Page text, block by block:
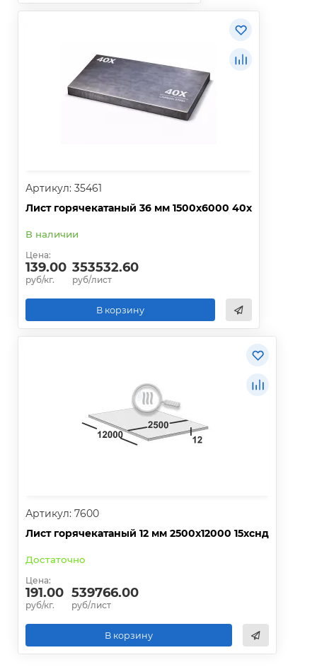
Артикул: 35461
Лист горячекатаный 36 мм 1500х6000 40х
В наличии
Цена:
139.00
руб/кг.
353532.60
руб/лист
В корзину
Артикул: 7600
Лист горячекатаный 12 мм 2500х12000 15хснд
Достаточно
Цена:
191.00
руб/кг.
539766.00
руб/лист
В корзину